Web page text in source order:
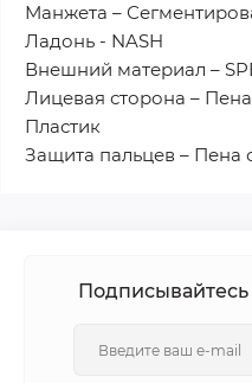
Манжета –
Ладонь - NASH
Внешний материал –
Лицевая сторона –
Пластик
Защита пальцев – Пена
Подписывайтесь